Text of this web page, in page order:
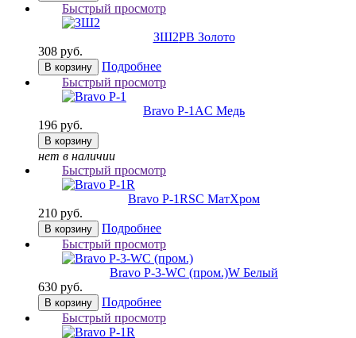
Быстрый просмотр
ЗШ2РВ Золото
308 руб.
В корзину
Подробнее
Быстрый просмотр
Bravo P-1 AC Медь
196 руб.
В корзину
нет в наличии
Быстрый просмотр
Bravo P-1RSC МатХром
210 руб.
В корзину
Подробнее
Быстрый просмотр
Bravo P-3-WC (пром.)W Белый
630 руб.
В корзину
Подробнее
Быстрый просмотр